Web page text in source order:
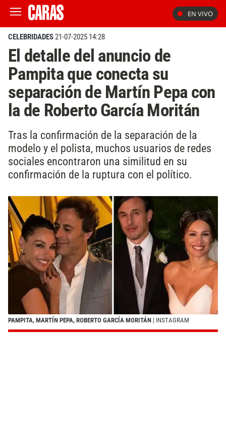
EN VIVO
CELEBRIDADES21-07-2025 14:28
El detalle del anuncio de
Pampita que conecta su
separación de Martín Pepa con
la de Roberto García Moritán
Tras la confirmación de la separación de la
modelo y el polista, muchos usuarios de redes
sociales encontraron una similitud en su
confirmación de la ruptura con el político.
PAMPITA, MARTÍN PEPA, ROBERTO GARCÍA MORITÁN | INSTAGRAM